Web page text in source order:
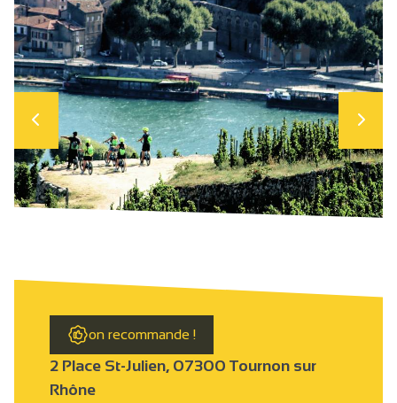
on recommande !
2 Place St-Julien, 07300 Tournon sur
Rhône